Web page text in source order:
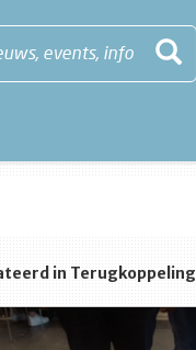
events, info
in Terugkoppeling